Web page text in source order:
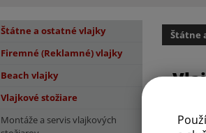
Štátne
Štátne a ostatné vlajky
Firemné (Reklamné) vlajky
Beach vlajky
Vlajkové stožiare
Montáže a servis vlajkových